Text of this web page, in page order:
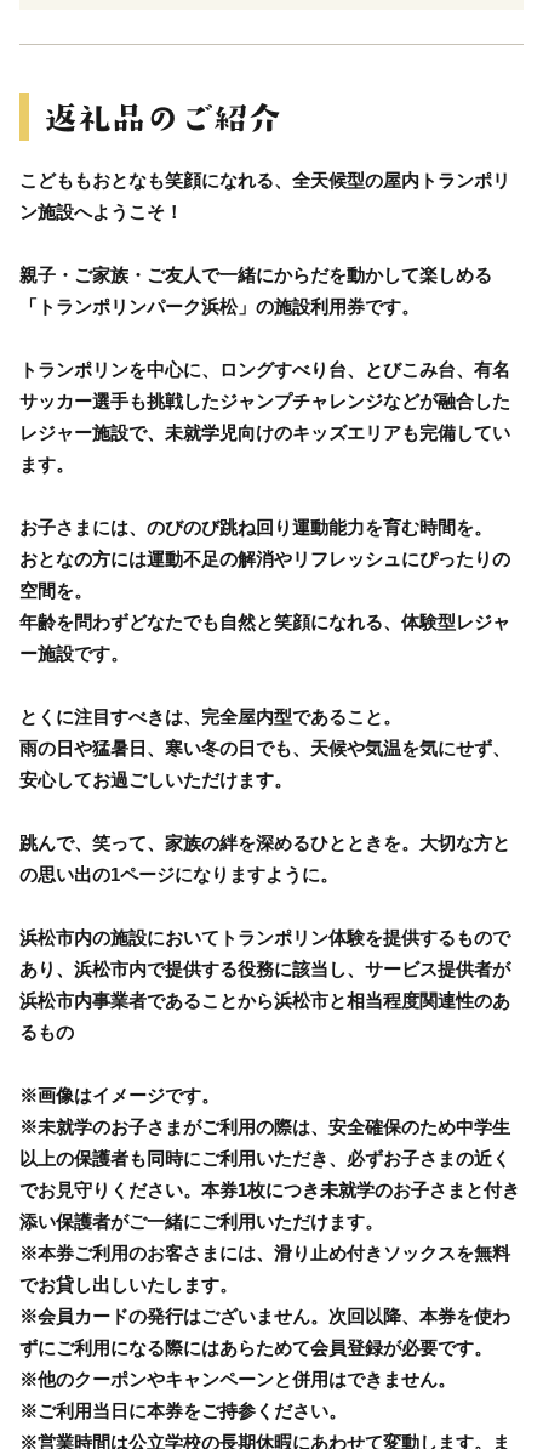
こどももおとなも笑顔になれる、全天候型の屋内トランポリ
ン施設へようこそ！
親子・ご家族・ご友人で一緒にからだを動かして楽しめる
「トランポリンパーク浜松」の施設利用券です。
トランポリンを中心に、ロングすべり台、とびこみ台、有名
サッカー選手も挑戦したジャンプチャレンジなどが融合した
レジャー施設で、未就学児向けのキッズエリアも完備してい
ます。
お子さまには、のびのび跳ね回り運動能力を育む時間を。
おとなの方には運動不足の解消やリフレッシュにぴったりの
空間を。
年齢を問わずどなたでも自然と笑顔になれる、体験型レジャ
ー施設です。
とくに注目すべきは、完全屋内型であること。
雨の日や猛暑日、寒い冬の日でも、天候や気温を気にせず、
安心してお過ごしいただけます。
跳んで、笑って、家族の絆を深めるひとときを。大切な方と
の思い出の1ページになりますように。
浜松市内の施設においてトランポリン体験を提供するもので
あり、浜松市内で提供する役務に該当し、サービス提供者が
浜松市内事業者であることから浜松市と相当程度関連性のあ
るもの
※画像はイメージです。
※未就学のお子さまがご利用の際は、安全確保のため中学生
以上の保護者も同時にご利用いただき、必ずお子さまの近く
でお見守りください。本券1枚につき未就学のお子さまと付き
添い保護者がご一緒にご利用いただけます。
※本券ご利用のお客さまには、滑り止め付きソックスを無料
でお貸し出しいたします。
※会員カードの発行はございません。次回以降、本券を使わ
ずにご利用になる際にはあらためて会員登録が必要です。
※他のクーポンやキャンペーンと併用はできません。
※ご利用当日に本券をご持参ください。
※営業時間は公立学校の長期休暇にあわせて変動します。ま